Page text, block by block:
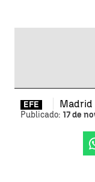
EFE Madrid
Publicado: 17 de